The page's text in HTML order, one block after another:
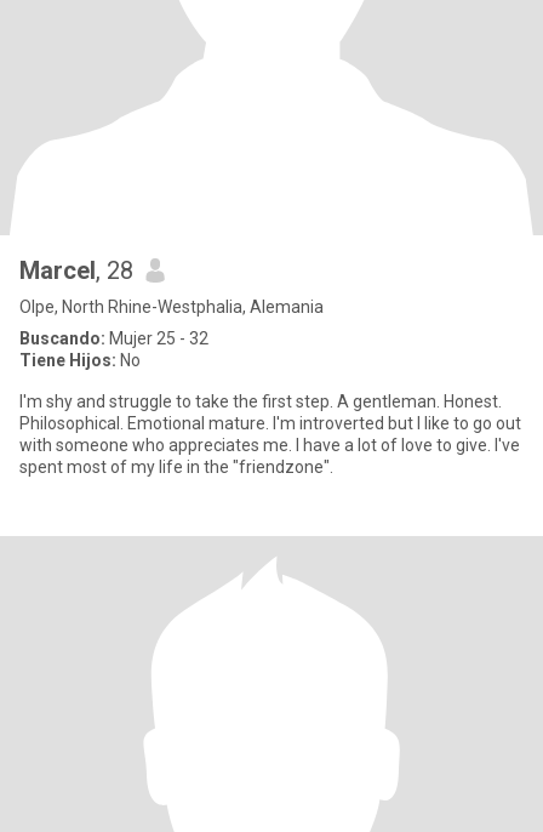
Marcel, 28
Olpe, North Rhine-Westphalia, Alemania
Buscando: Mujer 25 - 32
Tiene Hijos: No
I'm shy and struggle to take the first step. A gentleman. Honest.
Philosophical. Emotional mature. I'm introverted but I like to go out
with someone who appreciates me. I have a lot of love to give. I've
spent most of my life in the "friendzone".